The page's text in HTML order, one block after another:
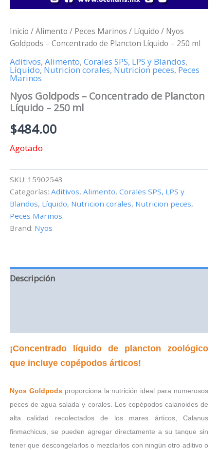
Inicio /Alimento / Peces Marinos / Líquido / Nyos
Goldpods – Concentrado de Plancton Líquido – 250 ml
Aditivos, Alimento, Corales SPS, LPS y Blandos,
Líquido, Nutricion corales, Nutricion peces, Peces
Marinos
Nyos Goldpods – Concentrado de Plancton
Líquido – 250 ml
$484.00
Agotado
SKU: 15902543
Categorías: Aditivos, Alimento, Corales SPS, LPS y
Blandos, Líquido, Nutricion corales, Nutricion peces,
Peces Marinos
Brand: Nyos
Descripción
¡Concentrado líquido de plancton zoológico
que incluye copépodos árticos!
Nyos Goldpodsproporciona la nutrición ideal para numerosos
peces de agua salada y corales. Los copépodos calanoides de
alta calidad recolectados de los mares árticos, Calanus
finmachicus, se pueden agregar directamente a su tanque sin
tener que descongelarlos o mezclarlos con ningún otro aditivo o